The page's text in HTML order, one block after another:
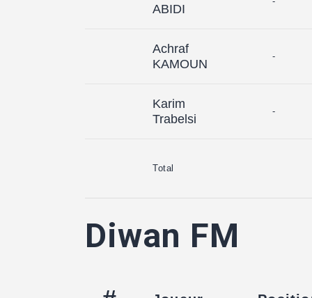
ABIDI
Achraf
KAMOUN
-
Karim
Trabelsi
-
Total
Diwan FM